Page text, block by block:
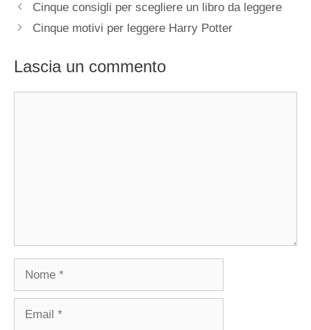
Cinque consigli per scegliere un libro da leggere
Cinque motivi per leggere Harry Potter
Lascia un commento